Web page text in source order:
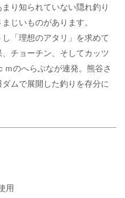
り知られていない隠れ釣り
じいものがあります。
「理想のアタリ」を求めて
チョーチン、そしてカッツ
のへらぶなが連発。熊谷さ
ムで展開した釣りを存分に
用